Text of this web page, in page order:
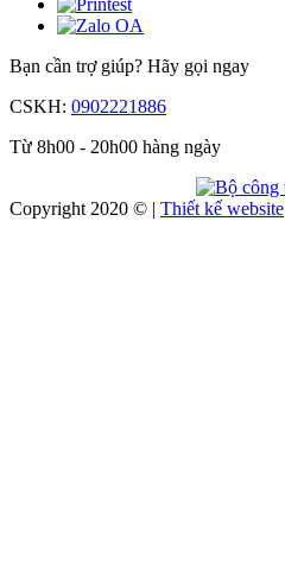
Bạn cần trợ giúp? Hãy gọi ngay
CSKH: 0902221886
Từ 8h00 - 20h00 hàng ngày
Copyright 2020 © | Thiết kế website